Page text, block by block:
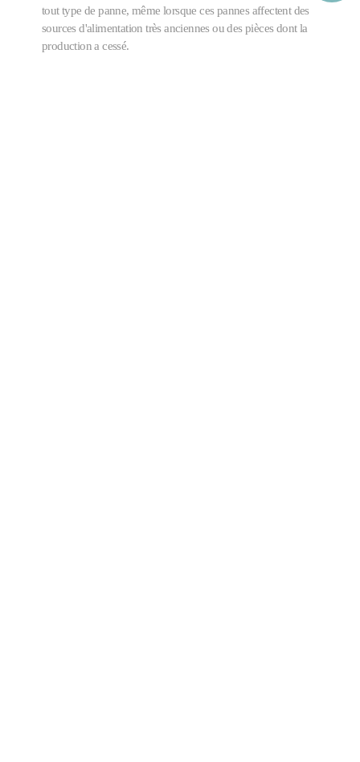
tout type de panne, même lorsque ces pannes affectent des
sources d'alimentation très anciennes ou des pièces dont la
production a cessé.